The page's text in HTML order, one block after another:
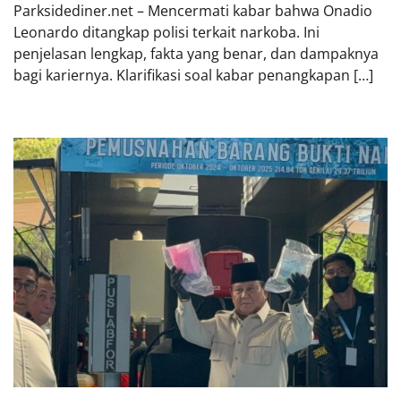
Parksidediner.net – Mencermati kabar bahwa Onadio
Leonardo ditangkap polisi terkait narkoba. Ini
penjelasan lengkap, fakta yang benar, dan dampaknya
bagi kariernya. Klarifikasi soal kabar penangkapan […]